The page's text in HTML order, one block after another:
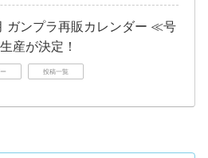
ガンプラ再販カレンダー ≪号
産が決定！
投稿一覧